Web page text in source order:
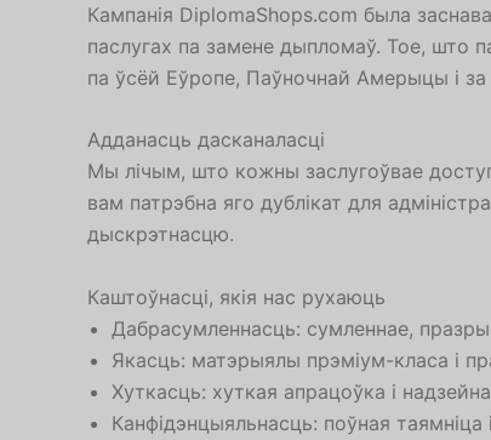
Кампанія DiplomaShops.com была
паслугах па замене дыпломаў. Тое, што
па ўсёй Еўропе, Паўночнай Амерыцы і за
Адданасць дасканаласці
Мы лічым, што кожны заслугоўвае
вам патрэбна яго дублікат для
дыскрэтнасцю.
Каштоўнасці, якія нас рухаюць
Дабрасумленнасць: сумленнае,
Якасць: матэрыялы прэміум-класа і
Хуткасць: хуткая апрацоўка і
Канфідэнцыяльнасць: поўная таямніца